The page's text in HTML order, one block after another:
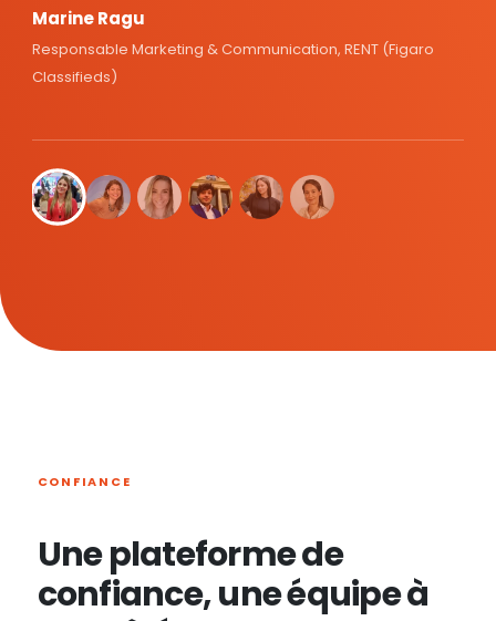
Marine Ragu
Responsable Marketing & Communication, RENT (Figaro
Classifieds)
CONFIANCE
Une plateforme de
confiance, une équipe à